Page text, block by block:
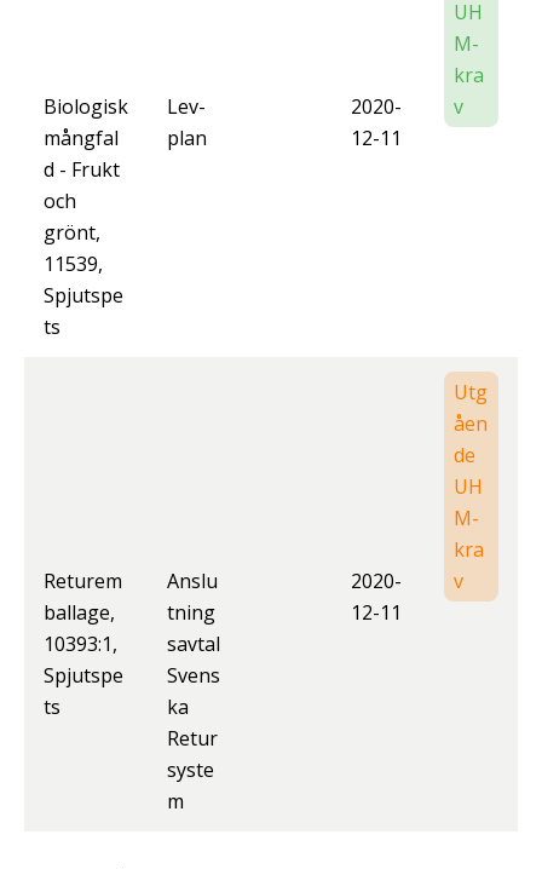
Biologisk
mångfal
d - Frukt
och
grönt,
11539,
Spjutspe
ts
Lev-
plan
2020-
12-11
UH
M-
kra
v
Returem
ballage,
10393:1,
Spjutspe
ts
Anslu
tning
savtal
Svens
ka
Retur
syste
m
2020-
12-11
Utg
åen
de
UH
M-
kra
v